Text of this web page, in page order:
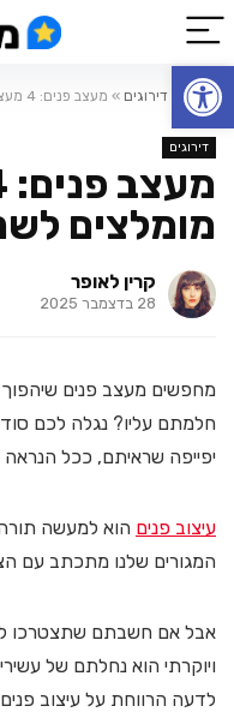
פתח סרגל נגישות
ראשי דירוגים » מעצב פנים: 4 מעצבי פנים מומלצים לשנת 2026
דירוגים
מומלצים לשנת
קרין לאופר
28 בדצמבר 2025
מחפשים מעצב פנים
חלמתם עליו? נגלה לכם
יפייפה שראיתם, ככל
עיצוב פנים הוא למעשה
המגורים שלנו מתכתב עם
אבל אם חשבתם שתצטרכו
ויוקרתי הוא נחלתם של
לדעה הרווחת על עיצוב